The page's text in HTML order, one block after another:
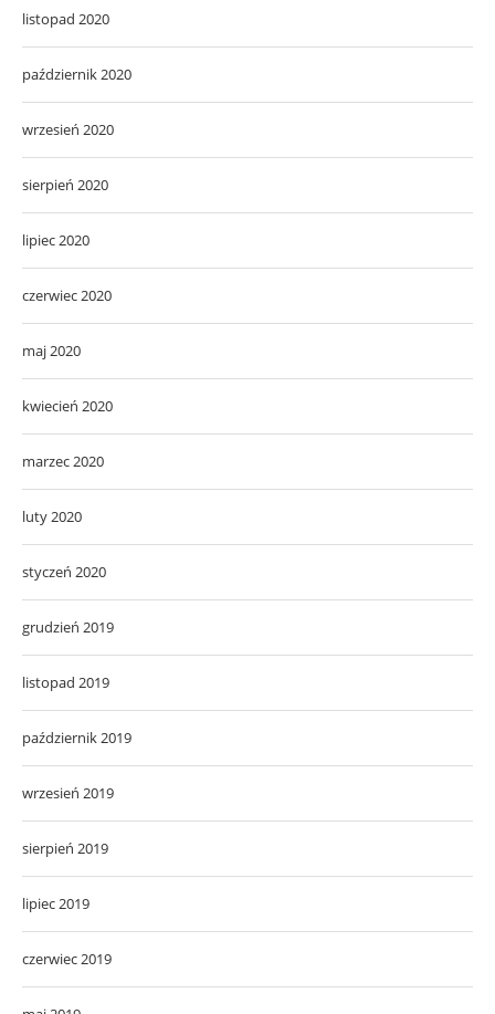
listopad 2020
październik 2020
wrzesień 2020
sierpień 2020
lipiec 2020
czerwiec 2020
maj 2020
kwiecień 2020
marzec 2020
luty 2020
styczeń 2020
grudzień 2019
listopad 2019
październik 2019
wrzesień 2019
sierpień 2019
lipiec 2019
czerwiec 2019